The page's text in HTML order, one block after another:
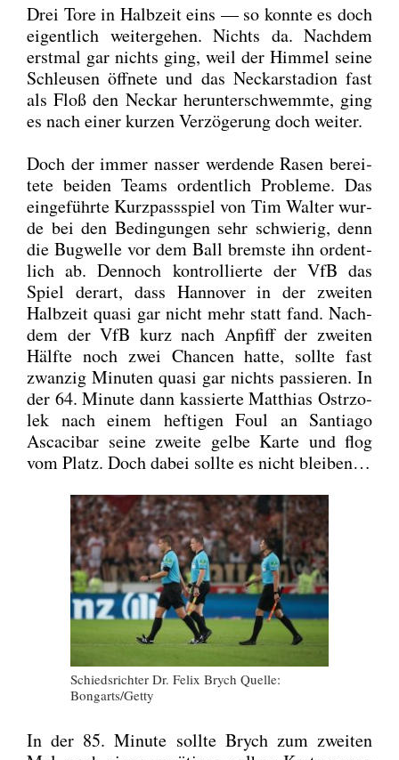
Drei Tore in Halb­zeit eins — so konn­te es doch
eigent­lich wei­ter­ge­hen. Nichts da. Nach­dem
erst­mal gar nichts ging, weil der Him­mel sei­ne
Schleu­sen öff­ne­te und das Neckar­sta­di­on fast
als Floß den Neckar her­un­ter­schwemm­te, ging
es nach einer kur­zen Ver­zö­ge­rung doch wei­ter.
Doch der immer nas­ser wer­den­de Rasen berei­
te­te bei­den Teams ordent­lich Pro­ble­me. Das
ein­ge­führ­te Kurz­pass­spiel von Tim Wal­ter wur­
de bei den Bedin­gun­gen sehr schwie­rig, denn
die Bug­wel­le vor dem Ball brems­te ihn ordent­
lich ab. Den­noch kon­trol­lier­te der VfB das
Spiel der­art, dass Han­no­ver in der zwei­ten
Halb­zeit qua­si gar nicht mehr statt fand. Nach­
dem der VfB kurz nach Anpfiff der zwei­ten
Hälf­te noch zwei Chan­cen hat­te, soll­te fast
zwan­zig Minu­ten qua­si gar nichts pas­sie­ren. In
der 64. Minu­te dann kas­sier­te Mat­thi­as Ost­rzo­
lek nach einem hef­ti­gen Foul an Sant­ia­go
Asca­ci­bar sei­ne zwei­te gel­be Kar­te und flog
vom Platz. Doch dabei soll­te es nicht blei­ben…
Schieds­rich­ter Dr. Felix Brych Quel­le:
Bongarts/Getty
In der 85. Minu­te soll­te Brych zum zwei­ten